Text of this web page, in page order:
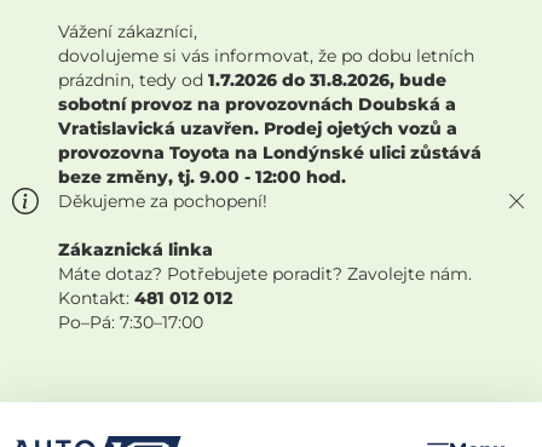
Vážení zákazníci,
dovolujeme si vás informovat, že po dobu letních
prázdnin, tedy od 1.7.2026 do 31.8.2026, bude
sobotní provoz na provozovnách Doubská a
Vratislavická uzavřen. Prodej ojetých vozů a
provozovna Toyota na Londýnské ulici zůstává
beze změny, tj. 9.00 - 12:00 hod.
Děkujeme za pochopení!
Zákaznická linka
Máte dotaz? Potřebujete poradit? Zavolejte nám.
Kontakt: 481 012 012
Po–Pá: 7:30–17:00